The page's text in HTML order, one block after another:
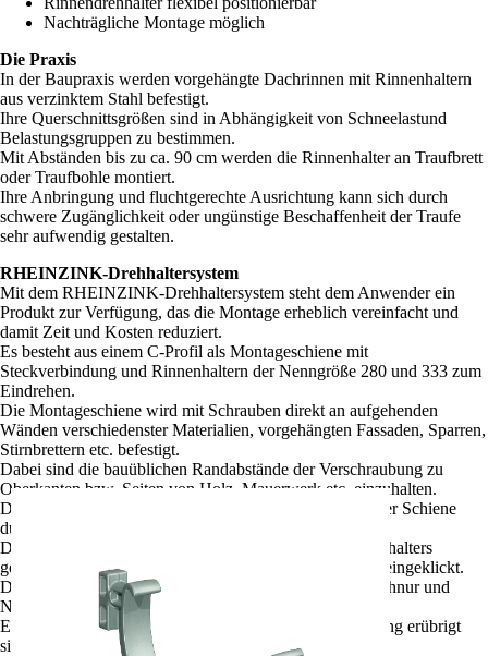
Nachträgliche Montage möglich
Die Praxis
In der Baupraxis werden vorgehängte Dachrinnen mit Rinnenhaltern
aus verzinktem Stahl befestigt.
Ihre Querschnittsgrößen sind in Abhängigkeit von Schneelastund
Belastungsgruppen zu bestimmen.
Mit Abständen bis zu ca. 90 cm werden die Rinnenhalter an Traufbrett
oder Traufbohle montiert.
Ihre Anbringung und fluchtgerechte Ausrichtung kann sich durch
schwere Zugänglichkeit oder ungünstige Beschaffenheit der Traufe
sehr aufwendig gestalten.
RHEINZINK-Drehhaltersystem
Mit dem RHEINZINK-Drehhaltersystem steht dem Anwender ein
Produkt zur Verfügung, das die Montage erheblich vereinfacht und
damit Zeit und Kosten reduziert.
Es besteht aus einem C-Profil als Montageschiene mit
Steckverbindung und Rinnenhaltern der Nenngröße 280 und 333 zum
Eindrehen.
Die Montageschiene wird mit Schrauben direkt an aufgehenden
Wänden verschiedenster Materialien, vorgehängten Fassaden, Sparren,
Stirnbrettern etc. befestigt.
Dabei sind die bauüblichen Randabstände der Verschraubung zu
Oberkanten bzw. Seiten von Holz, Mauerwerk etc. einzuhalten.
Die Rinnenhalter lassen sich an jeder beliebigen Stelle der Schiene
durch einfaches Eindrehen montieren.
Die Rinne wird dann gegen die hintere Nase des Rinnenhalters
gedrückt und mit ihrem Wulst in die vordere Halternase eingeklickt.
Das bislang notwendige Ausrichten der Halter mittels Schnur und
Nachbiegen entfällt.
Ein Einlassen der Rinnenhalter in die Traufbohle/Schalung erübrigt
sich.